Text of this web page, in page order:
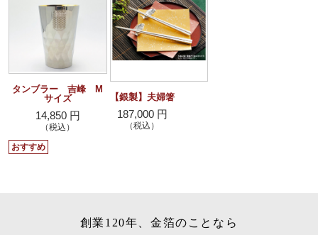
おすすめ
タンブラー 吉峰 M
サイズ
14,850 円
（税込）
【銀製】夫婦箸
187,000 円
（税込）
創業120年、金箔のことなら